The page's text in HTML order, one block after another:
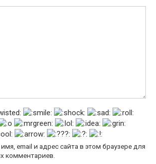
email и адрес сайта в этом браузере для
комментариев.